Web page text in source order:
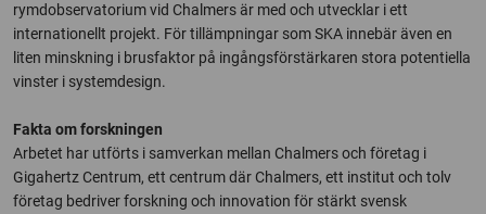
rymdobservatorium vid Chalmers är med och utvecklar i ett
internationellt projekt. För tillämpningar som SKA innebär även en
liten minskning i brusfaktor på ingångsförstärkaren stora potentiella
vinster i systemdesign.
Fakta om forskningen
Arbetet har utförts i samverkan mellan Chalmers och företag i
Gigahertz Centrum, ett centrum där Chalmers, ett institut och tolv
företag bedriver forskning och innovation för stärkt svensk